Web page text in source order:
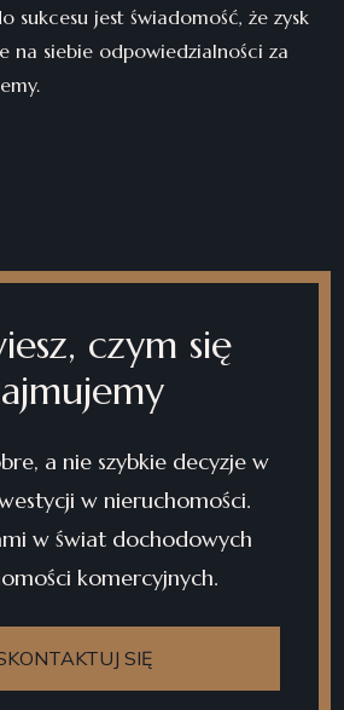
sukcesu jest świadomość, że zysk
na siebie odpowiedzialności za
czym się
a nie szybkie decyzje w
w nieruchomości.
w świat dochodowych
komercyjnych.
SIĘ